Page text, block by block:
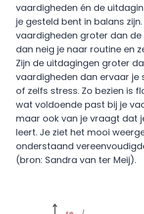
vaardigheden én de
je gesteld bent in balans zijn.
vaardigheden groter dan
dan neig je naar routine en
Zijn de uitdagingen groter
vaardigheden dan ervaar je
of zelfs stress. Zo bezien is
wat voldoende past bij je
maar ook van je vraagt dat
leert. Je ziet het mooi
onderstaand
(bron: Sandra van ter Meij).